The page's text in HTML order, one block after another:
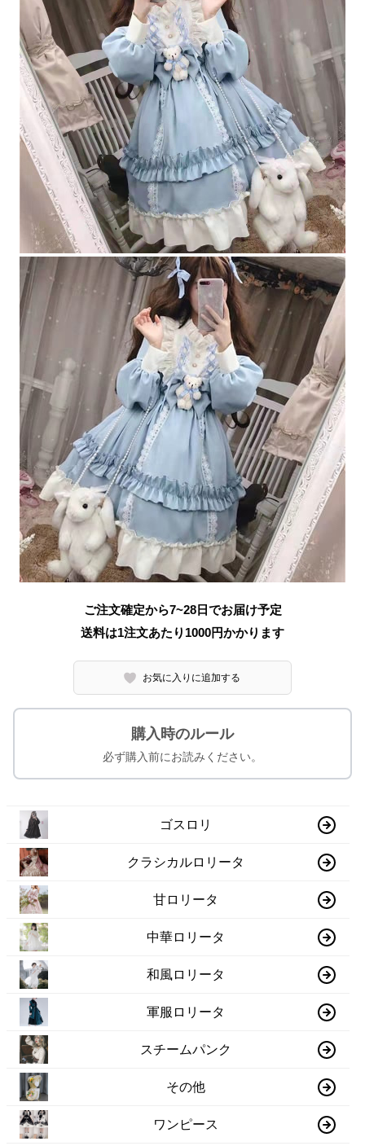
ご注文確定から7~28日でお届け予定
送料は1注文あたり 1000円かかります
お気に入りに追加する
購入時のルール
必ず購入前にお読みください。
ゴスロリ
クラシカルロリータ
甘ロリータ
中華ロリータ
和風ロリータ
軍服ロリータ
スチームパンク
その他
ワンピース